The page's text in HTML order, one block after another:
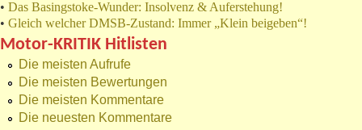
• Das Basingstoke-Wunder: Insolvenz & Auferstehung!
• Gleich welcher DMSB-Zustand: Immer „Klein beigeben“!
Motor-KRITIK Hitlisten
Die meisten Aufrufe
Die meisten Bewertungen
Die meisten Kommentare
Die neuesten Kommentare